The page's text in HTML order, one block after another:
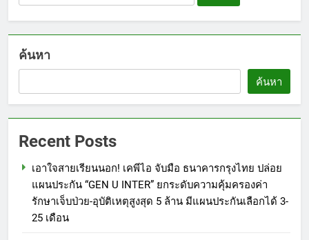
สำหรับ:
ค้นหา
ค้นหา
Recent Posts
เอาใจสายเรียนนอก! เคพีไอ จับมือ ธนาคารกรุงไทย ปล่อย
แผนประกัน “GEN U INTER” ยกระดับความคุ้มครองค่า
รักษาเจ็บป่วย-อุบัติเหตุสูงสุด 5 ล้าน มีแผนประกันเลือกได้ 3-
25 เดือน